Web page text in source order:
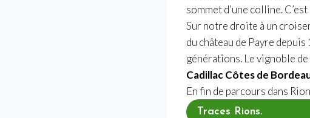
sommet d’une colline.
Sur notre droite à un
du château de Payre
générations. Le vignoble de
Cadillac Côtes de
En fin de parcours dans
Traces Rions.